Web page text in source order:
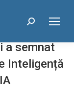
Search:
a semnat
Inteligență